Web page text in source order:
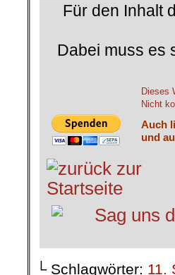
Für den Inhalt
Dabei muss es
Dieses
Nicht
Auch
und
└ Schlagwörter: 11.